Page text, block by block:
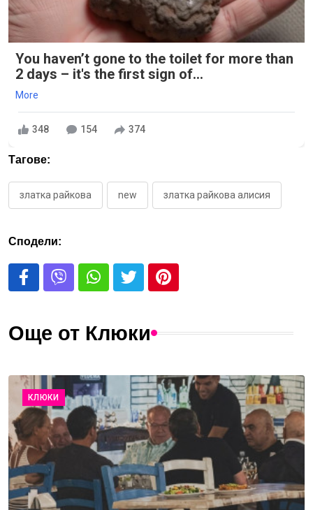
You haven’t gone to the toilet for more than
2 days – it's the first sign of...
More
348 154 374
Тагове:
златка райкова new златка райкова алисия
Сподели:
Още от Клюки
КЛЮКИ